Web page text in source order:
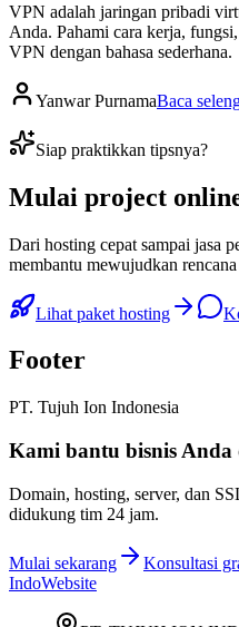
VPN adalah jaringan pribadi
Anda. Pahami cara kerja,
VPN dengan bahasa sederhana.
Yanwar PurnamaBaca
Siap praktikkan tipsnya?
Mulai project
Dari hosting cepat sampai jasa
membantu mewujudkan
Lihat paket hosting
Footer
PT. Tujuh Ion Indonesia
Kami bantu bisnis Anda
Domain, hosting, server, dan
didukung tim 24 jam.
Mulai sekarang
Konsultasi
IndoWebsite